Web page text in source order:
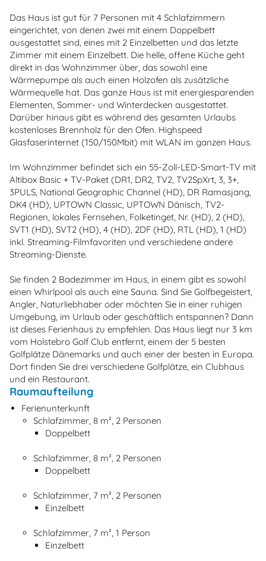
Das Haus ist gut für 7 Personen mit 4 Schlafzimmern
eingerichtet, von denen zwei mit einem Doppelbett
ausgestattet sind, eines mit 2 Einzelbetten und das letzte
Zimmer mit einem Einzelbett. Die helle, offene Küche geht
direkt in das Wohnzimmer über, das sowohl eine
Wärmepumpe als auch einen Holzofen als zusätzliche
Wärmequelle hat. Das ganze Haus ist mit energiesparenden
Elementen, Sommer- und Winterdecken ausgestattet.
Darüber hinaus gibt es während des gesamten Urlaubs
kostenloses Brennholz für den Ofen. Highspeed
Glasfaserinternet (150/150Mbit) mit WLAN im ganzen Haus.
Im Wohnzimmer befindet sich ein 55-Zoll-LED-Smart-TV mit
Altibox Basic + TV-Paket (DR1, DR2, TV2, TV2SpXrt, 3, 3+,
3PULS, National Geographic Channel (HD), DR Ramasjang,
DK4 (HD), UPTOWN Classic, UPTOWN Dänisch, TV2-
Regionen, lokales Fernsehen, Folketinget, Nr. (HD), 2 (HD),
SVT1 (HD), SVT2 (HD), 4 (HD), 2DF (HD), RTL (HD), 1 (HD)
inkl. Streaming-Filmfavoriten und verschiedene andere
Streaming-Dienste.
Sie finden 2 Badezimmer im Haus, in einem gibt es sowohl
einen Whirlpool als auch eine Sauna. Sind Sie Golfbegeistert,
Angler, Naturliebhaber oder möchten Sie in einer ruhigen
Umgebung, im Urlaub oder geschäftlich entspannen? Dann
ist dieses Ferienhaus zu empfehlen. Das Haus liegt nur 3 km
vom Holstebro Golf Club entfernt, einem der 5 besten
Golfplätze Dänemarks und auch einer der besten in Europa.
Dort finden Sie drei verschiedene Golfplätze, ein Clubhaus
und ein Restaurant.
Raumaufteilung
Ferienunterkunft
Schlafzimmer, 8 m², 2 Personen
Doppelbett
Schlafzimmer, 8 m², 2 Personen
Doppelbett
Schlafzimmer, 7 m², 2 Personen
Einzelbett
Schlafzimmer, 7 m², 1 Person
Einzelbett